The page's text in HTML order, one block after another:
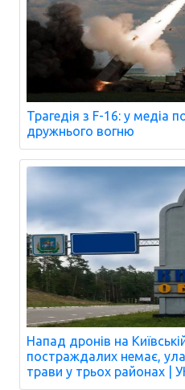
Трагедія з F-16: у медіа
дружнього вогню
Напад дронів на
постраждалих немає,
трави у трьох районах |